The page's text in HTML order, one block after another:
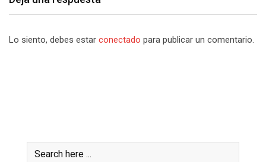
Lo siento, debes estar conectado para publicar un comentario.